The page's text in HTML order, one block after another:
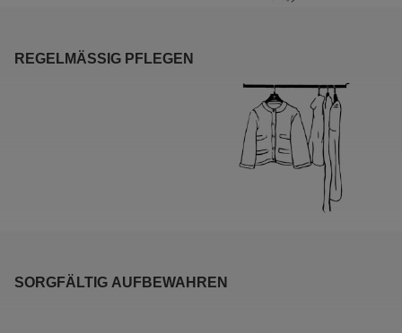
REGELMÄSSIG PFLEGEN
SORGFÄLTIG AUFBEWAHREN